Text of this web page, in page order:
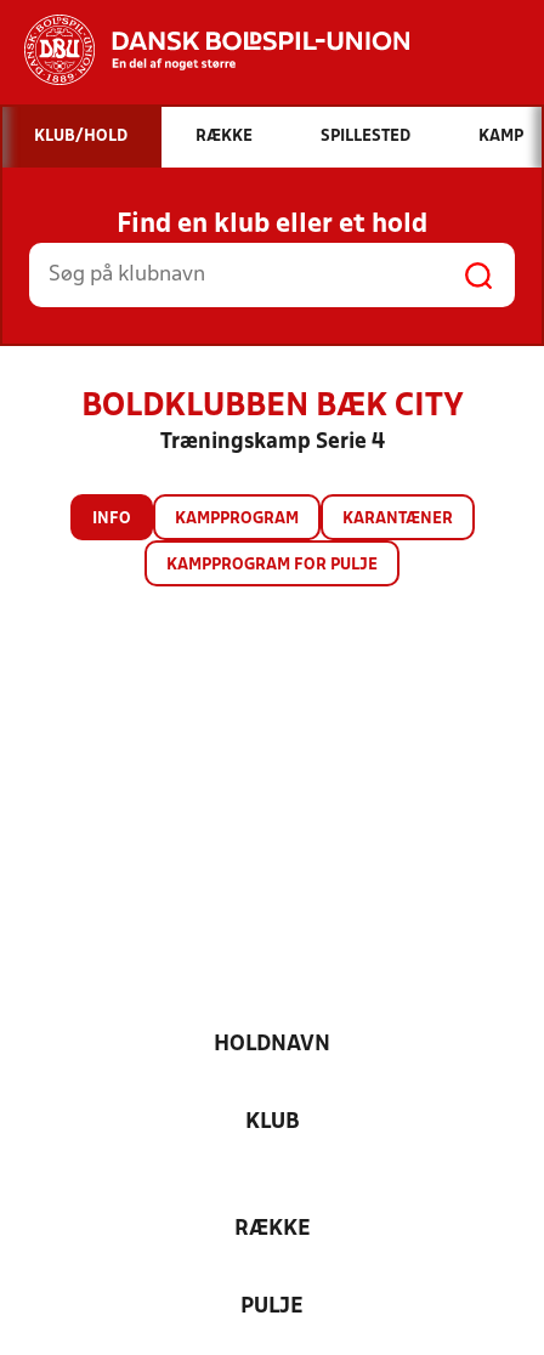
Hvad vil du søge efter?
INDHOLD OG NYHEDER
STILLINGER, RESULTATER, KLUBBER OG
HOLD
KLUB/HOLD RÆKKE SPILLESTED KAMP
Find en klub eller et hold
BOLDKLUBBEN BÆK CITY
Træningskamp Serie 4
INFO KAMPPROGRAM KARANTÆNER
KAMPPROGRAM FOR PULJE
HOLDNAVN
KLUB
RÆKKE
PULJE